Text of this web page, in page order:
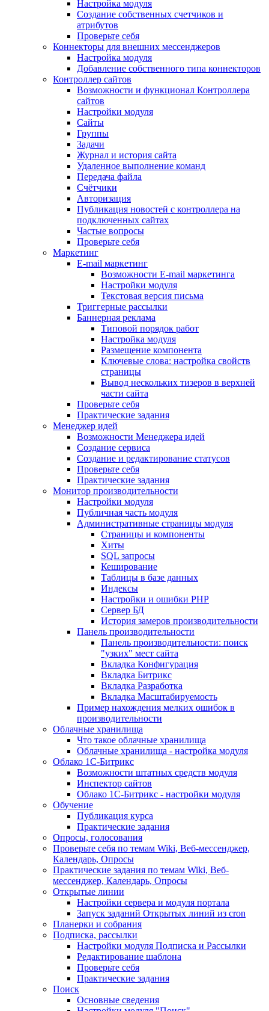
Настройка модуля
Создание собственных счетчиков и
атрибутов
Проверьте себя
Коннекторы для внешних мессенджеров
Настройка модуля
Добавление собственного типа коннекторов
Контроллер сайтов
Возможности и функционал Контроллера
сайтов
Настройки модуля
Сайты
Группы
Задачи
Журнал и история сайта
Удаленное выполнение команд
Передача файла
Счётчики
Авторизация
Публикация новостей с контроллера на
подключенных сайтах
Частые вопросы
Проверьте себя
Маркетинг
E-mail маркетинг
Возможности E-mail маркетинга
Настройки модуля
Текстовая версия письма
Триггерные рассылки
Баннерная реклама
Типовой порядок работ
Настройка модуля
Размещение компонента
Ключевые слова: настройка свойств
страницы
Вывод нескольких тизеров в верхней
части сайта
Проверьте себя
Практические задания
Менеджер идей
Возможности Менеджера идей
Создание сервиса
Создание и редактирование статусов
Проверьте себя
Практические задания
Монитор производительности
Настройки модуля
Публичная часть модуля
Административные страницы модуля
Страницы и компоненты
Хиты
SQL запросы
Кеширование
Таблицы в базе данных
Индексы
Настройки и ошибки PHP
Сервер БД
История замеров производительности
Панель производительности
Панель производительности: поиск
"узких" мест сайта
Вкладка Конфигурация
Вкладка Битрикс
Вкладка Разработка
Вкладка Масштабируемость
Пример нахождения мелких ошибок в
производительности
Облачные хранилища
Что такое облачные хранилища
Облачные хранилища - настройка модуля
Облако 1С-Битрикс
Возможности штатных средств модуля
Инспектор сайтов
Облако 1С-Битрикс - настройки модуля
Обучение
Публикация курса
Практические задания
Опросы, голосования
Проверьте себя по темам Wiki, Веб-мессенджер,
Календарь, Опросы
Практические задания по темам Wiki, Веб-
мессенджер, Календарь, Опросы
Открытые линии
Настройки сервера и модуля портала
Запуск заданий Открытых линий из cron
Планерки и собрания
Подписка, рассылки
Настройки модуля Подписка и Рассылки
Редактирование шаблона
Проверьте себя
Практические задания
Поиск
Основные сведения